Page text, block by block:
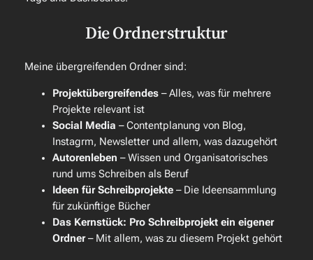
Die Ordnerstruktur
Meine übergreifenden Ordner sind:
Projektübergreifendes – Alles, was für mehrere
Projekte relevant ist
Social Media – Contentplanung von Blog,
Instagrm, Newsletter und allem, was dazugehört
Autorenleben – Wissen und Organisatorisches
rund ums Schreiben als Beruf
Ideen für Schreibprojekte– Die Ideensammlung
für zukünftige Bücher
Das Kernstück: Pro Schreibprojekt ein eigener
Ordner– Mit allem, was zu diesem Projekt gehört